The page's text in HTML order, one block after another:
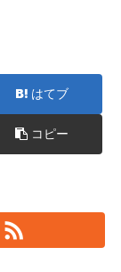
はてブ
コピー